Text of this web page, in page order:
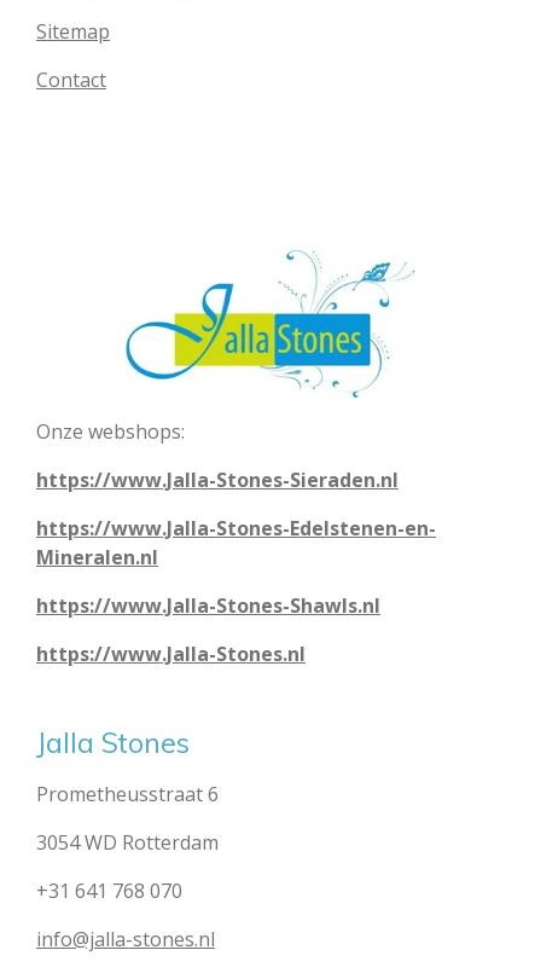
Sitemap
Contact
Onze webshops:
https://www.Jalla-Stones-Sieraden.nl
https://www.Jalla-Stones-Edelstenen-en-
Mineralen.nl
https://www.Jalla-Stones-Shawls.nl
https://www.Jalla-Stones.nl
Jalla Stones
Prometheusstraat 6
3054 WD Rotterdam
+31 641 768 070
info@jalla-stones.nl